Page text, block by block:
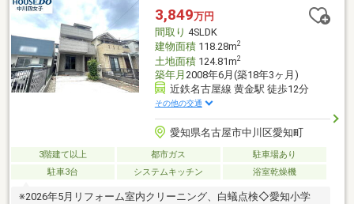
住宅ローン等のご相談も承っております！弊社にてリフォームプ
ランもご提案が可能◎！是非自分好みのお家にしてみませんか？
お気軽にお問い合わせくださいませ！
3,849万円
間取り 4SLDK
建物面積118.28m2
土地面積124.81m2
築年月 2008年6月(築18年3ヶ月)
近鉄名古屋線 黄金駅 徒歩12分
その他の交通
愛知県名古屋市中川区愛知町
3階建て以上 都市ガス
駐車場あり
駐車3台
システムキッチン 浴室乾燥機
※2026年5月リフォーム室内クリーニング、白蟻点検◇愛知小学